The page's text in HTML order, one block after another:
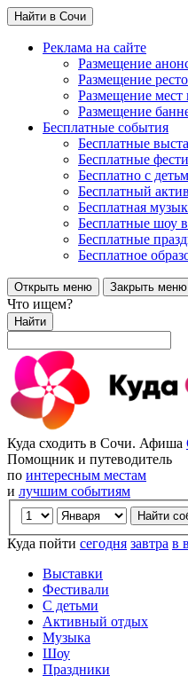
Найти в Сочи
Реклама на сайте
Размещение
Размещение
Размещение
Размещение
Бесплатные события
Бесплатные
Бесплатные
Бесплатно с
Бесплатный
Бесплатная
Бесплатные шоу
Бесплатные
Бесплатное
Открыть меню Закрыть меню
Что ищем?
Найти
Куда сходить в Сочи. Афиша
Помощник и путеводитель
по интересным местам
и лучшим событиям
Куда пойти сегодня завтра в
Выставки
Фестивали
С детьми
Активный отдых
Музыка
Шоу
Праздники